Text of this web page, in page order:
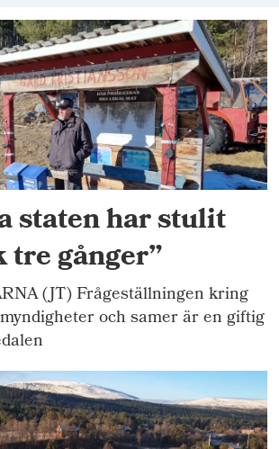
staten har stulit
gånger”
(JT) Frågeställningen kring
och samer är en giftig